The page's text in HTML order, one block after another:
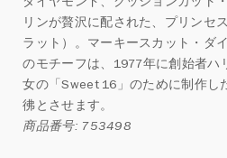
リンが贅沢に配された、プリンセ
ラット）。マーキースカット・ダ
のモチーフは、1977年に創始者ハ
女の「Sweet 16」のために制作し
彿とさせます。
商品番号: 753498